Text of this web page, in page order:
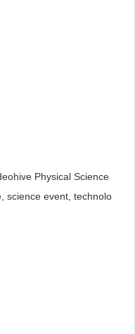
Physical Science
science event, technolo